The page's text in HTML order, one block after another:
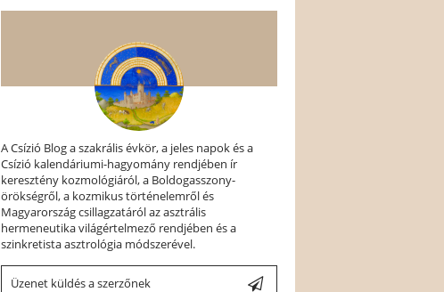
A Csízió Blog a szakrális évkör, a jeles napok és a
Csízió kalendáriumi-hagyomány rendjében ír
keresztény kozmológiáról, a Boldogasszony-
örökségről, a kozmikus történelemről és
Magyarország csillagzatáról az asztrális
hermeneutika világértelmező rendjében és a
szinkretista asztrológia módszerével.
Üzenet küldés a szerzőnek